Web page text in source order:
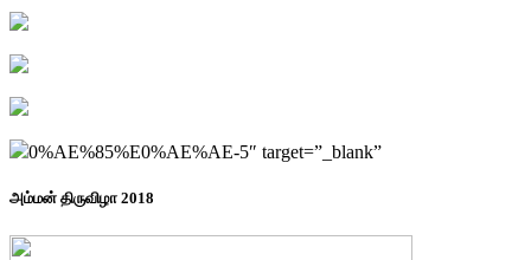
0%AE%85%E0%AE%AE-5″ target=”_blank”
அம்மன் திருவிழா 2018